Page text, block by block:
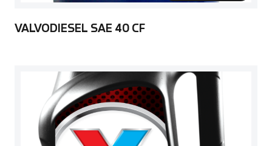
VALVODIESEL SAE 40 CF